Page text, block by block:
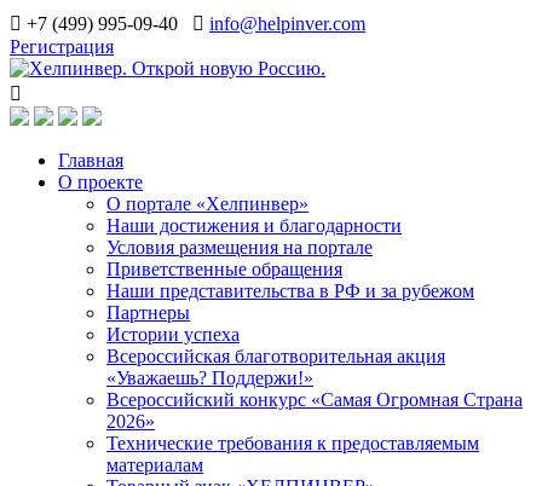
+7 (499) 995-09-40
info@helpinver.com
Регистрация
Главная
О проекте
О портале «Хелпинвер»
Наши достижения и благодарности
Условия размещения на портале
Приветственные обращения
Наши представительства в РФ и за рубежом
Партнеры
Истории успеха
Всероссийская благотворительная акция
«Уважаешь? Поддержи!»
Всероссийский конкурс «Самая Огромная Страна
2026»
Технические требования к предоставляемым
материалам